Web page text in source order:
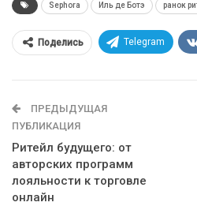
Sephora Иль де Ботэ ранок
Поделись Telegram
ПРЕДЫДУЩАЯ
ПУБЛИКАЦИЯ
Ритейл будущего: от
авторских программ
лояльности к торговле
онлайн